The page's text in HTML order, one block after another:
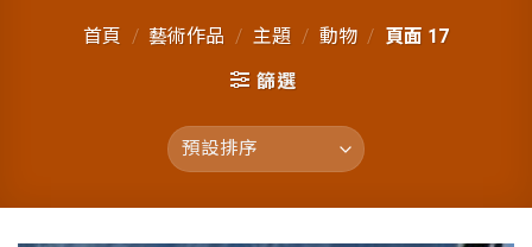
首頁 / 藝術作品 / 主題 / 動物 / 頁面 17
篩選